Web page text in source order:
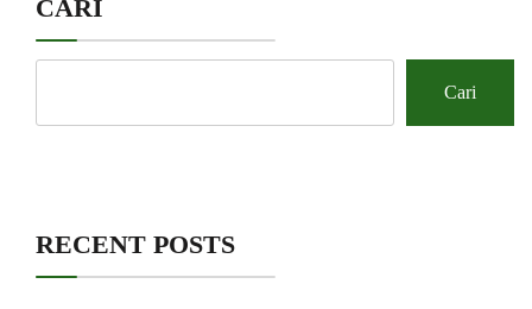
CARI
Cari
RECENT POSTS